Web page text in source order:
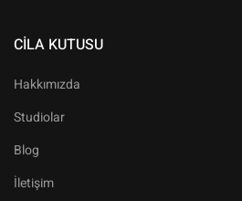
CILA KUTUSU
Hakkımızda
Studiolar
Blog
İletişim